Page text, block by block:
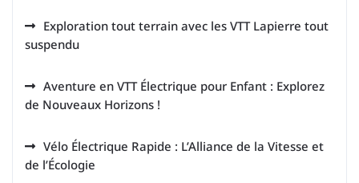
Exploration tout terrain avec les VTT Lapierre tout
suspendu
Aventure en VTT Électrique pour Enfant : Explorez
de Nouveaux Horizons !
Vélo Électrique Rapide : L’Alliance de la Vitesse et
de l’Écologie